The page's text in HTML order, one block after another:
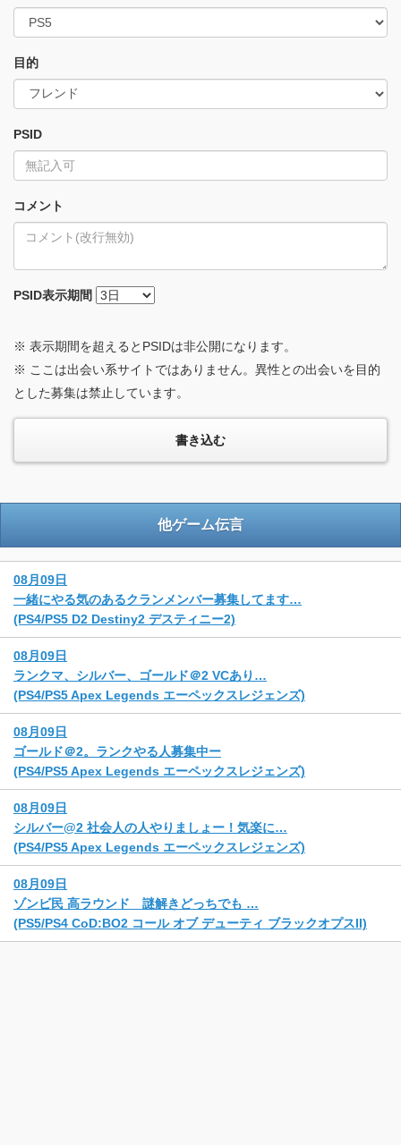
目的
PSID
コメント
PSID表示期間
※ 表示期間を超えるとPSIDは非公開になります。
※ ここは出会い系サイトではありません。異性との出会いを目的
とした募集は禁止しています。
他ゲーム伝言
08月09日
一緒にやる気のあるクランメンバー募集してます…
(PS4/PS5 D2 Destiny2 デスティニー2)
08月09日
ランクマ、シルバー、ゴールド＠2 VCあり…
(PS4/PS5 Apex Legends エーペックスレジェンズ)
08月09日
ゴールド＠2。ランクやる人募集中ー
(PS4/PS5 Apex Legends エーペックスレジェンズ)
08月09日
シルバー@2 社会人の人やりましょー！気楽に…
(PS4/PS5 Apex Legends エーペックスレジェンズ)
08月09日
ゾンビ民 高ラウンド 謎解きどっちでも …
(PS5/PS4 CoD:BO2 コール オブ デューティ ブラックオプスII)